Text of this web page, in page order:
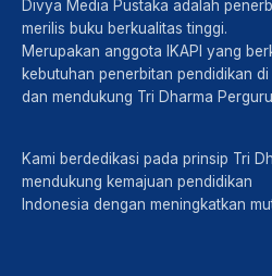
Divya Media Pustaka adalah
merilis buku berkualitas tinggi.
Merupakan anggota IKAPI yang
kebutuhan penerbitan pendidikan
dan mendukung Tri Dharma
Kami berdedikasi pada prinsip Tri
mendukung kemajuan pendidikan
Indonesia dengan meningkatkan